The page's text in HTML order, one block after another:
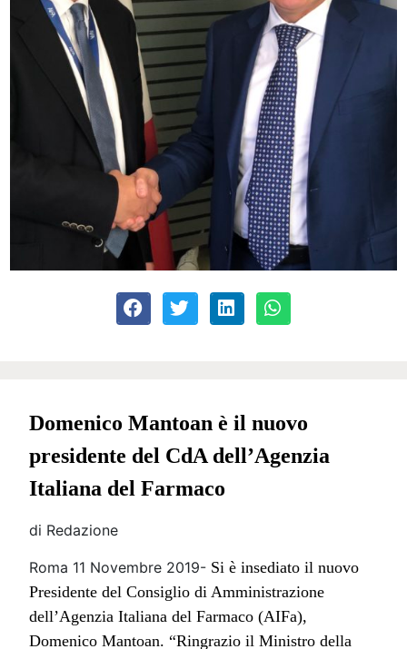
Domenico Mantoan è il nuovo
presidente del CdA dell’Agenzia
Italiana del Farmaco
di Redazione
Roma 11 Novembre 2019- Si è insediato il nuovo
Presidente del Consiglio di Amministrazione
dell’Agenzia Italiana del Farmaco (AIFa),
Domenico Mantoan. “Ringrazio il Ministro della